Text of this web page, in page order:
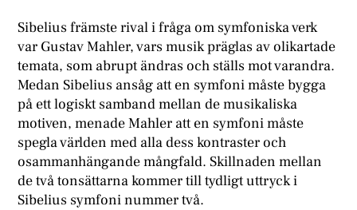
Sibelius främste rival i fråga om symfoniska verk
var Gustav Mahler, vars musik präglas av olikartade
temata, som abrupt ändras och ställs mot varandra.
Medan Sibelius ansåg att en symfoni måste bygga
på ett logiskt samband mellan de musikaliska
motiven, menade Mahler att en symfoni måste
spegla världen med alla dess kontraster och
osammanhängande mångfald. Skillnaden mellan
de två tonsättarna kommer till tydligt uttryck i
Sibelius symfoni nummer två.